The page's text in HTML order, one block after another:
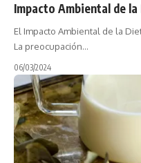
Impacto Ambiental de la
El Impacto Ambiental de la
La preocupación…
06/03/2024